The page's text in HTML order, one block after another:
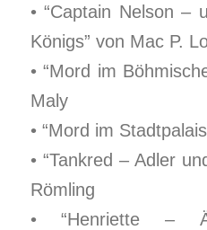
• “Captain Nelson –
Königs” von Mac P.
• “Mord im
Maly
• “Mord im
• “Tankred – Adler
Römling
• “Henriette –